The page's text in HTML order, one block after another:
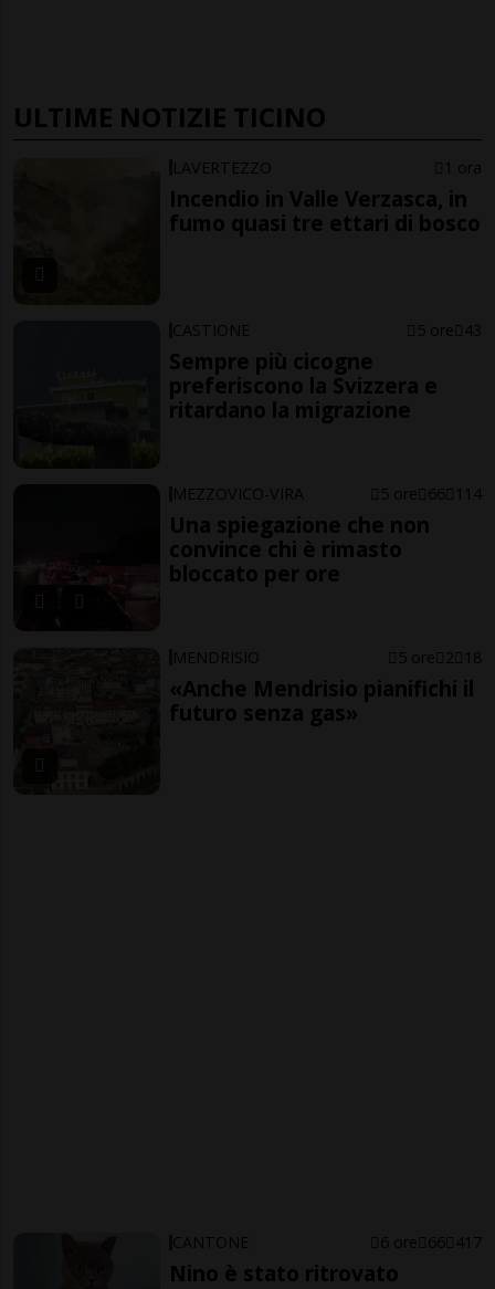
ULTIME NOTIZIE TICINO
LAVERTEZZO 1 ora
Incendio in Valle Verzasca, in
fumo quasi tre ettari di bosco
CASTIONE 5 ore 43
Sempre più cicogne
preferiscono la Svizzera e
ritardano la migrazione
MEZZOVICO-VIRA 5 ore 66 114
Una spiegazione che non
convince chi è rimasto
bloccato per ore
MENDRISIO 5 ore 2 18
«Anche Mendrisio pianifichi il
futuro senza gas»
CANTONE 6 ore 66 417
Nino è stato ritrovato